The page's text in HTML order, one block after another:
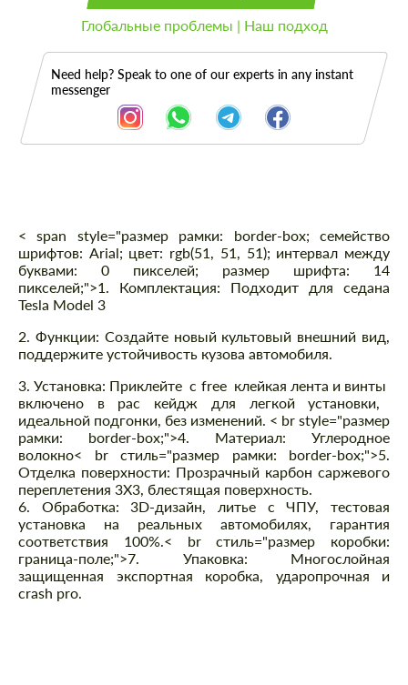
Глобальные проблемы | Наш подход
Need help? Speak to one of our experts in any instant
messenger
Описание
< span style="размер рамки: border-box; семейство
шрифтов: Arial; цвет: rgb(51, 51, 51); интервал между
буквами: 0 пикселей; размер шрифта: 14
пикселей;">1. Комплектация: Подходит для седана
Tesla Model 3
2. Функции: Создайте новый культовый внешний вид,
поддержите устойчивость кузова автомобиля.
3. Установка: Приклейтес free клейкая лента и винты
включено в pac кейдж для легкой установки,
идеальной подгонки, без изменений. < br style="размер
рамки: border-box;">4. Материал: Углеродное
волокно< br стиль="размер рамки: border-box;">5.
Отделка поверхности: Прозрачный карбон саржевого
переплетения 3Х3, блестящая поверхность.
6. Обработка: 3D-дизайн, литье с ЧПУ, тестовая
установка на реальных автомобилях, гарантия
соответствия 100%.< br стиль="размер коробки:
граница-поле;">7. Упаковка: Многослойная
защищенная экспортная коробка, ударопрочная и
crash pro.